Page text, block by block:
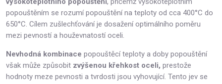
popouštěním se rozumí popouštění na teploty od cca 400°C do
650°C. Cílem zušlechťování je dosažení optimálního poměru
mezi pevností a houževnatostí oceli.
Nevhodná kombinace popouštěcí teploty a doby popouštění
však může způsobit zvýšenou křehkost oceli, prestože
hodnoty meze pevnosti a tvrdosti jsou vyhovující. Tento jev se